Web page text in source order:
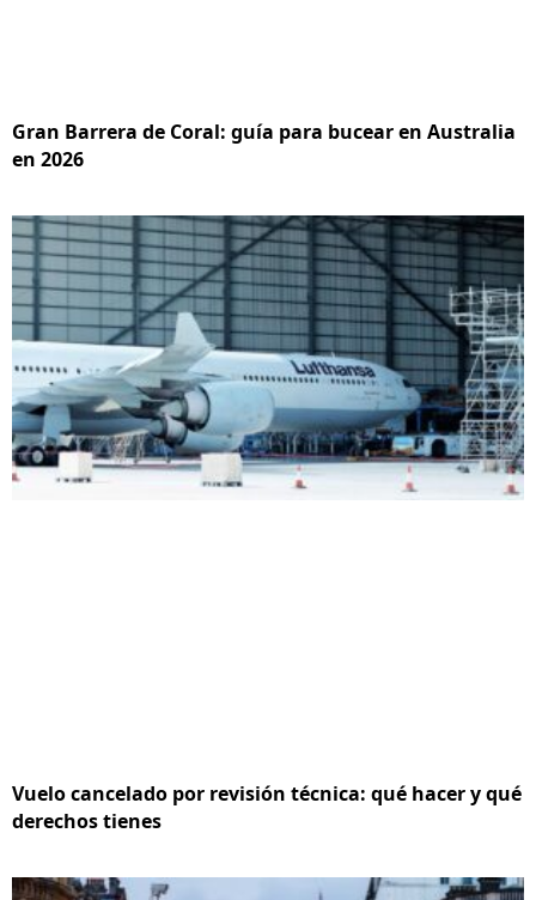
Gran Barrera de Coral: guía para bucear en Australia
en 2026
Vuelo cancelado por revisión técnica: qué hacer y qué
derechos tienes